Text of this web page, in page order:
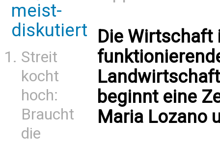
meist-
diskutiert
Streit
kocht
hoch:
Braucht
die
Die Wirtschaft
beginnt eine
Maria Lozano